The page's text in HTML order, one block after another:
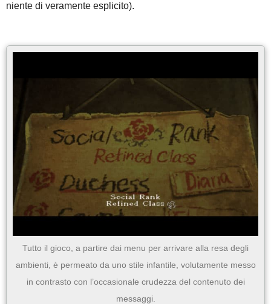
niente di veramente esplicito).
Tutto il gioco, a partire dai menu per arrivare alla resa degli
ambienti, è permeato da uno stile infantile, volutamente messo
in contrasto con l’occasionale crudezza del contenuto dei
messaggi.